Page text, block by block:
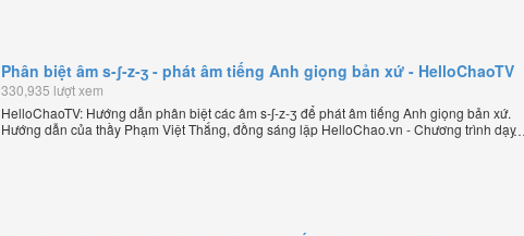
Phân biệt âm s-ʃ-z-ʒ - phát âm tiếng Anh giọng bản xứ - HelloChaoTV
330,935 lượt xem
HelloChaoTV: Hướng dẫn phân biệt các âm s-ʃ-z-ʒ để phát âm tiếng Anh giọng bản xứ.
Hướng dẫn của thầy Phạm Việt Thắng, đồng sáng lập HelloChao.vn - Chương trình dạy